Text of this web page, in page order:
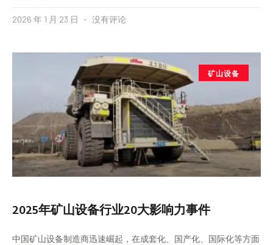
2026 年 1 月 23 日 没有评论
矿山设备
2025年矿山设备行业20大影响力事件
中国矿山设备制造商迅速崛起，在成套化、国产化、国际化等方面